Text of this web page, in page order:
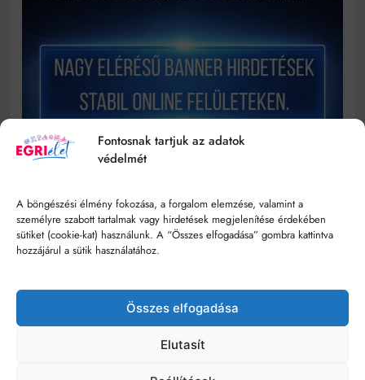
Fontosnak tartjuk az adatok
védelmét
A böngészési élmény fokozása, a forgalom elemzése, valamint a
személyre szabott tartalmak vagy hirdetések megjelenítése érdekében
sütiket (cookie-kat) használunk. A “Összes elfogadása” gombra kattintva
hozzájárul a sütik használatához.
Összes elfogadása
Elutasít
© Minden jog fenntartva - egrielet.hu